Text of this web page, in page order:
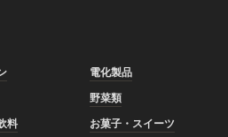
電化製品
野菜類
料
お菓子・スイーツ